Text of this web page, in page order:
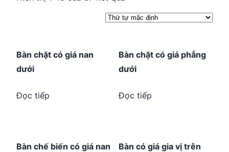
Bàn chặt có giá nan
dưới
Đọc tiếp
Bàn chặt có giá phẳng
dưới
Đọc tiếp
Bàn chế biến có giá nan
Bàn có giá gia vị trên